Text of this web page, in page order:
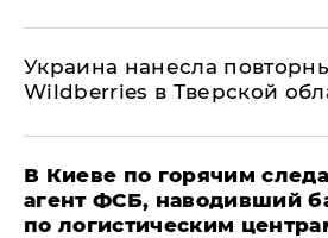
Украина нанесла
Wildberries в Тверской
В Киеве по горячим
агент ФСБ, наводивший
по логистическим